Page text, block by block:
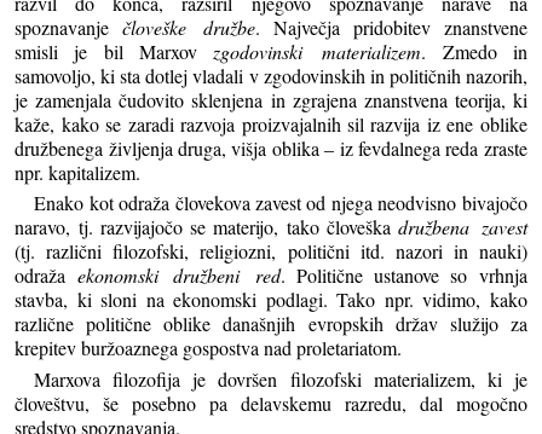
spoznavanječloveške družbe. Največja pridobitev znanstvene
smisli je bil Marxov zgodovinski materializem. Zmedo in
samovoljo, ki sta dotlej vladali v zgodovinskih in političnih nazorih,
je zamenjala čudovito sklenjena in zgrajena znanstvena teorija, ki
kaže, kako se zaradi razvoja proizvajalnih sil razvija iz ene oblike
družbenega življenja druga, višja oblika – iz fevdalnega reda zraste
npr. kapitalizem.
Enako kot odraža človekova zavest od njega neodvisno bivajočo
naravo, tj. razvijajočo se materijo, tako človeškadružbena zavest
(tj. različni filozofski, religiozni, politični itd. nazori in nauki)
odraža ekonomski družbeni red. Politične ustanove so vrhnja
stavba, ki sloni na ekonomski podlagi. Tako npr. vidimo, kako
različne politične oblike današnjih evropskih držav služijo za
krepitev buržoaznega gospostva nad proletariatom.
Marxova filozofija je dovršen filozofski materializem, ki je
človeštvu, še posebno pa delavskemu razredu, dal mogočno
sredstvo spoznavanja.